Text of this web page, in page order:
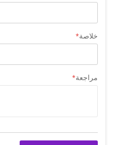
خلاصة
مراجعة